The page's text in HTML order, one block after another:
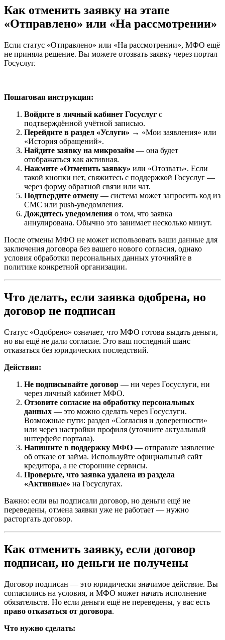
Как отменить заявку на этапе
«Отправлено» или «На рассмотрении»
Если статус «Отправлено» или «На рассмотрении», МФО ещё
не приняла решение. Вы можете отозвать заявку через портал
Госуслуг.
Пошаговая инструкция:
Войдите в личный кабинет Госуслуг с
подтверждённой учётной записью.
Перейдите в раздел «Услуги» → «Мои заявления» или
«История обращений».
Найдите заявку на микрозайм — она будет
отображаться как активная.
Нажмите «Отменить заявку» или «Отозвать». Если
такой кнопки нет, свяжитесь с поддержкой Госуслуг —
через форму обратной связи или чат.
Подтвердите отмену — система может запросить код из
СМС или push-уведомления.
Дождитесь уведомления о том, что заявка
аннулирована. Обычно это занимает несколько минут.
После отмены МФО не может использовать ваши данные для
заключения договора без вашего нового согласия, однако
условия обработки персональных данных уточняйте в
политике конкретной организации.
Что делать, если заявка одобрена, но
договор не подписан
Статус «Одобрено» означает, что МФО готова выдать деньги,
но вы ещё не дали согласие. Это ваш последний шанс
отказаться без юридических последствий.
Действия:
Не подписывайте договор — ни через Госуслуги, ни
через личный кабинет МФО.
Отзовите согласие на обработку персональных
данных — это можно сделать через Госуслуги.
Возможные пути: раздел «Согласия и доверенности»
или через настройки профиля (уточните актуальный
интерфейс портала).
Напишите в поддержку МФО — отправьте заявление
об отказе от займа. Используйте официальный сайт
кредитора, а не сторонние сервисы.
Проверьте, что заявка удалена из раздела
«Активные» на Госуслугах.
Важно: если вы подписали договор, но деньги ещё не
переведены, отмена заявки уже не работает — нужно
расторгать договор.
Как отменить заявку, если договор
подписан, но деньги не получены
Договор подписан — это юридически значимое действие. Вы
согласились на условия, и МФО может начать исполнение
обязательств. Но если деньги ещё не переведены, у вас есть
право отказаться от договора.
Что нужно сделать: